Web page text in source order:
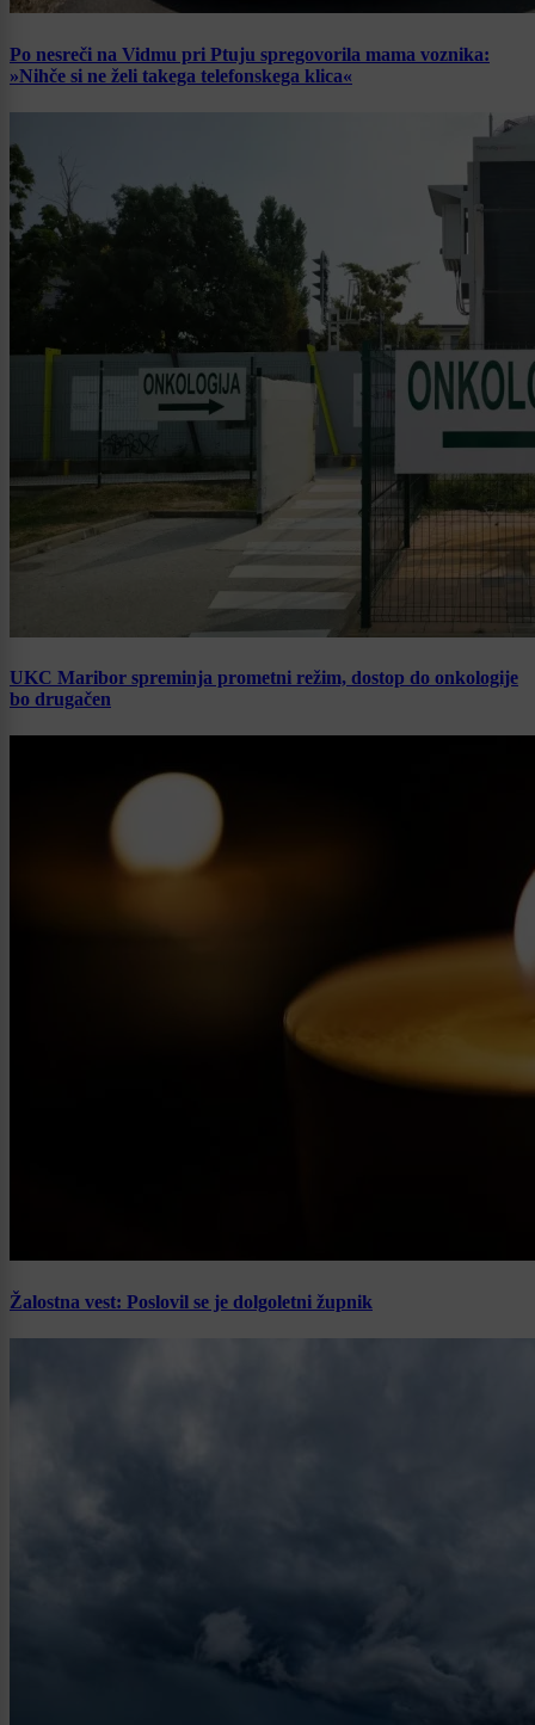
Po nesreči na Vidmu pri Ptuju spregovorila mama voznika:
»Nihče si ne želi takega telefonskega klica«
UKC Maribor spreminja prometni režim, dostop do onkologije
bo drugačen
Žalostna vest: Poslovil se je dolgoletni župnik